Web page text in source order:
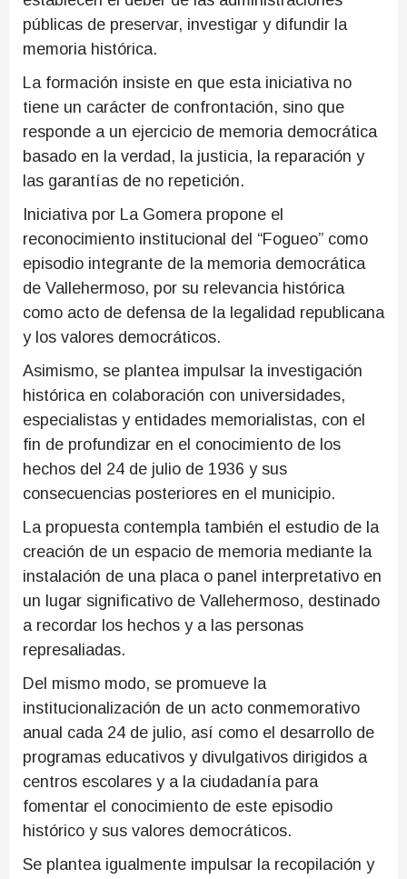
públicas de preservar, investigar y difundir la
memoria histórica.
La formación insiste en que esta iniciativa no
tiene un carácter de confrontación, sino que
responde a un ejercicio de memoria democrática
basado en la verdad, la justicia, la reparación y
las garantías de no repetición.
Iniciativa por La Gomera propone el
reconocimiento institucional del “Fogueo” como
episodio integrante de la memoria democrática
de Vallehermoso, por su relevancia histórica
como acto de defensa de la legalidad republicana
y los valores democráticos.
Asimismo, se plantea impulsar la investigación
histórica en colaboración con universidades,
especialistas y entidades memorialistas, con el
fin de profundizar en el conocimiento de los
hechos del 24 de julio de 1936 y sus
consecuencias posteriores en el municipio.
La propuesta contempla también el estudio de la
creación de un espacio de memoria mediante la
instalación de una placa o panel interpretativo en
un lugar significativo de Vallehermoso, destinado
a recordar los hechos y a las personas
represaliadas.
Del mismo modo, se promueve la
institucionalización de un acto conmemorativo
anual cada 24 de julio, así como el desarrollo de
programas educativos y divulgativos dirigidos a
centros escolares y a la ciudadanía para
fomentar el conocimiento de este episodio
histórico y sus valores democráticos.
Se plantea igualmente impulsar la recopilación y